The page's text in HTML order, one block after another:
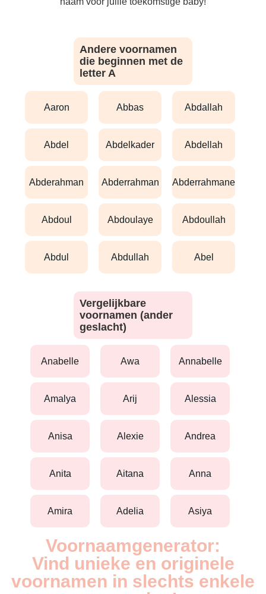
Andere voornamen
die beginnen met de
letter A
aaron abbas abdallah
abdel abdelkader abdellah
abderahman abderrahman abderrahmane
abdoul abdoulaye abdoullah
abdul abdullah abel
Vergelijkbare
voornamen (ander
geslacht)
anabelle awa annabelle
amalya arij alessia
anisa alexie andrea
anita aitana anna
amira adelia asiya
Voornaamgenerator:
Vind unieke en originele
voornamen in slechts enkele